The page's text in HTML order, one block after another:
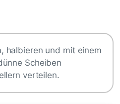
halbieren und mit einem
Scheiben
verteilen.